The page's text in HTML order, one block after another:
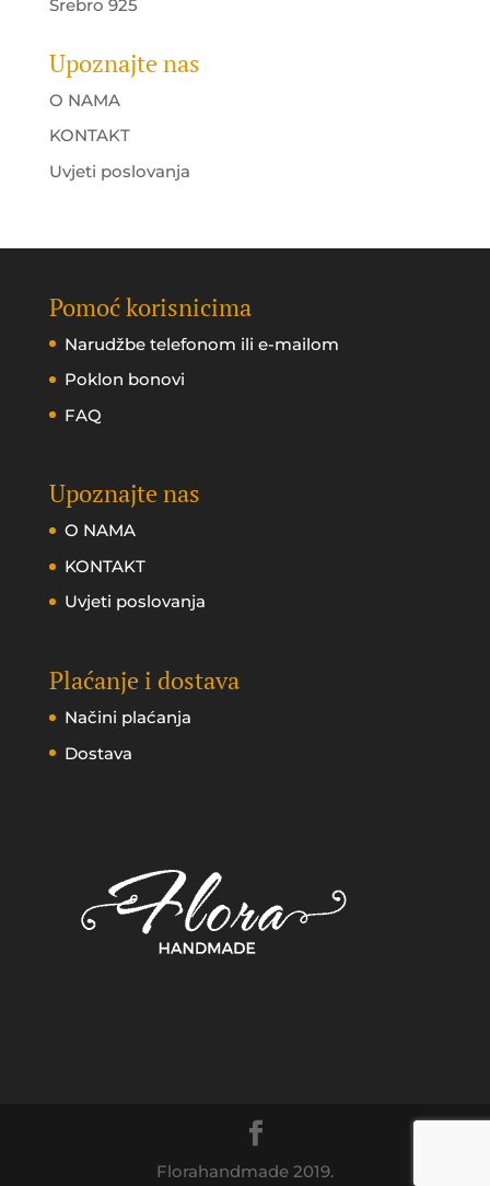
Srebro 925
Upoznajte nas
O NAMA
KONTAKT
Uvjeti poslovanja
Pomoć korisnicima
Narudžbe telefonom ili e-mailom
Poklon bonovi
FAQ
Upoznajte nas
O NAMA
KONTAKT
Uvjeti poslovanja
Plaćanje i dostava
Načini plaćanja
Dostava
Florahandmade 2019.